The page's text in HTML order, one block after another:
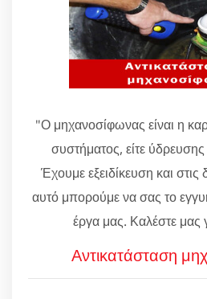
"Ο μηχανοσίφωνας είναι η
συστήματος, είτε
Έχουμε εξειδίκευση και
αυτό μπορούμε να σας το
έργα μας. Καλέστε μας
Αντικατάσταση